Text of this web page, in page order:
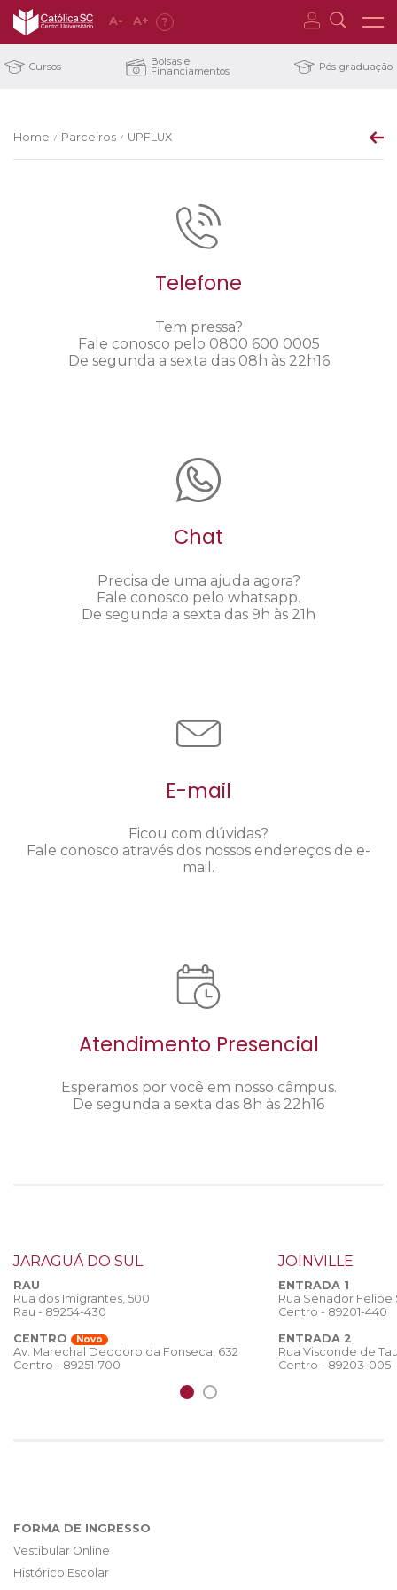
A- A+ ?
Cursos Bolsas e
Financiamentos Pós-graduação
Home / Parceiros / UPFLUX
Telefone
Tem pressa?
Fale conosco pelo 0800 600 0005
De segunda a sexta das 08h às 22h16
Chat
Precisa de uma ajuda agora?
Fale conosco pelo whatsapp.
De segunda a sexta das 9h às 21h
E-mail
Ficou com dúvidas?
Fale conosco através dos nossos endereços de e-
mail.
Atendimento Presencial
Esperamos por você em nosso câmpus.
De segunda a sexta das 8h às 22h16
JARAGUÁ DO SUL
RAU
Rua dos Imigrantes, 500
Rau - 89254-430
CENTRO
Novo
Av. Marechal Deodoro da Fonseca, 632
Centro - 89251-700
JOINVILLE
ENTRADA 1
Rua Senador
Centro - 89201-440
ENTRADA 2
Rua Visconde de
Centro - 89203-005
FORMA DE INGRESSO
Vestibular Online
Histórico Escolar